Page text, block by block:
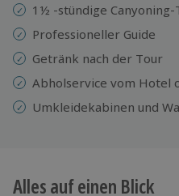
1½ -stündige
Professioneller Guide
Getränk nach der Tour
Abholservice vom Hotel
Umkleidekabinen und
Alles auf einen Blick